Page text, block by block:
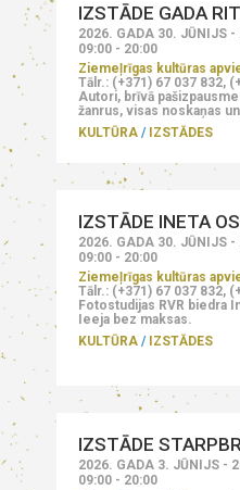
IZSTĀDE GADA
2026. GADA 30. JŪNIJS -
09:00 - 20:00
Ziemeļrīgas kultūras
Tālr.: (+371) 67 037 832,
Autori, brīvā
žanrus, visas noskaņas
KULTŪRA
IZSTĀDES
IZSTĀDE INETA
2026. GADA 30. JŪNIJS -
09:00 - 20:00
Ziemeļrīgas kultūras
Tālr.: (+371) 67 037 832,
Fotostudijas RVR biedra
Ieeja bez maksas.
KULTŪRA
IZSTĀDES
IZSTĀDE
2026. GADA 3. JŪNIJS -
09:00 - 20:00